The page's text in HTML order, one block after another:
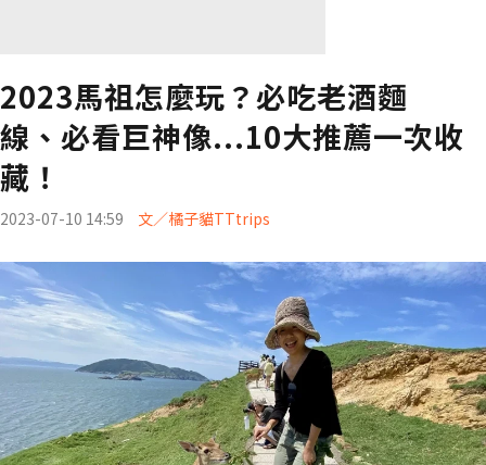
2023馬祖怎麼玩？必吃老酒麵
線、必看巨神像...10大推薦一次收
藏！
2023-07-10 14:59 文／橘子貓TTtrips